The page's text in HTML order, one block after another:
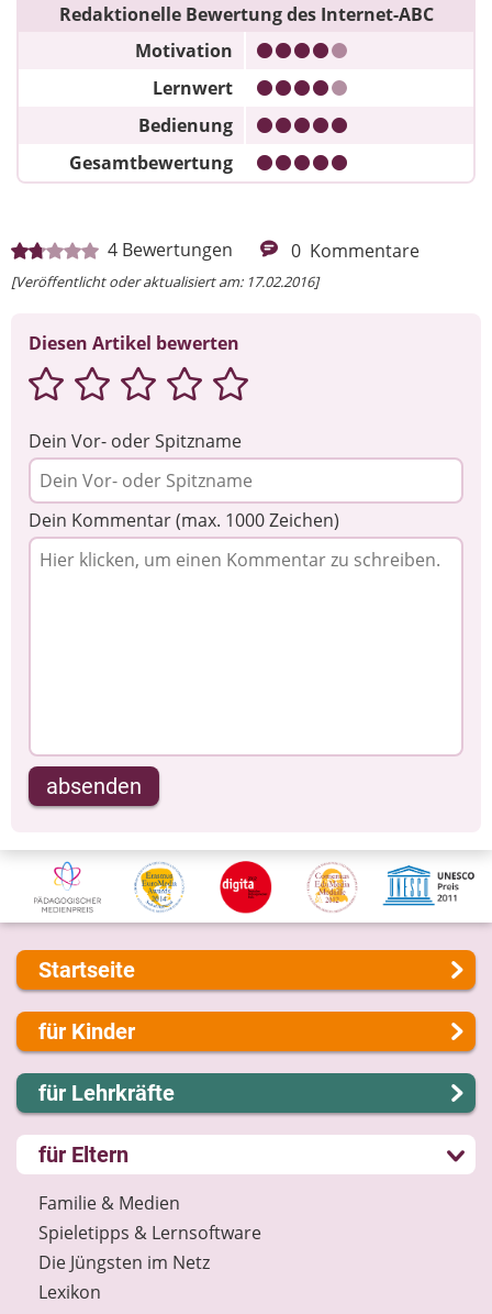
Redaktionelle Bewertung des Internet-ABC
Motivation
Lernwert
Bedienung
Gesamtbewertung
4 Bewertungen 0 Kommentare
[Veröffentlicht oder aktualisiert am: 17.02.2016]
Diesen Artikel bewerten
Dein Vor- oder Spitzname
Dein Kommentar (max. 1000 Zeichen)
absenden
Startseite
Über uns
Presse
Kontakt
Impressum
Internet-ABC Sitemap
Barrierefreiheit
Länderprojekte
für Kinder
Lernen und Schule
Hobby und Freizeit
Spiel und Spaß
Mitreden und Mitmachen
Lexikon
Datenschutz
Newsletter
für Lehrkräfte
Lernmodule
Unterrichts­materialien
Internet-ABC-Schule
Praxishilfen
Aktuelles
Materialbestellung
für Eltern
Familie & Medien
Spieletipps & Lernsoftware
Die Jüngsten im Netz
Lexikon